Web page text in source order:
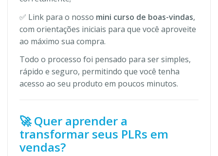
✅ Link para o nosso mini curso de boas-vindas,
com orientações iniciais para que você aproveite
ao máximo sua compra.
Todo o processo foi pensado para ser simples,
rápido e seguro, permitindo que você tenha
acesso ao seu produto em poucos minutos.
🚀 Quer aprender a
transformar seus PLRs em
vendas?